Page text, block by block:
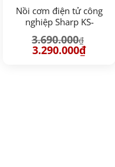
Nồi cơm điện tử công
nghiệp Sharp KS-
3.690.000₫
Giá
gốc
3.290.000₫Giá